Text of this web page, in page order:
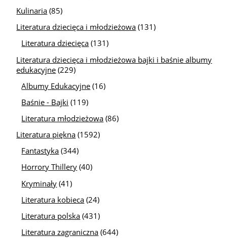
Kulinaria (85)
Literatura dziecięca i młodzieżowa (131)
Literatura dziecięca (131)
Literatura dziecięca i młodzieżowa bajki i baśnie albumy
edukacyjne (229)
Albumy Edukacyjne (16)
Baśnie - Bajki (119)
Literatura młodzieżowa (86)
Literatura piękna (1592)
Fantastyka (344)
Horrory Thillery (40)
Kryminały (41)
Literatura kobieca (24)
Literatura polska (431)
Literatura zagraniczna (644)